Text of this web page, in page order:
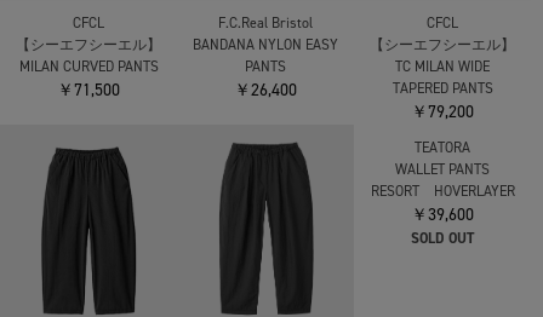
CFCL
【シーエフシーエル】
MILAN CURVED PANTS
￥71,500
F.C.Real Bristol
BANDANA NYLON EASY
PANTS
￥26,400
CFCL
【シーエフシーエル】
TC MILAN WIDE
TAPERED PANTS
￥79,200